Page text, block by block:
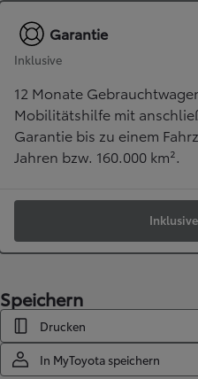
Garantie
Inklusive
12 Monate
Mobilitätshilfe mit
Garantie bis zu einem
Jahren bzw. 160.000 km².
Inklusive
Speichern
Drucken
In MyToyota speichern